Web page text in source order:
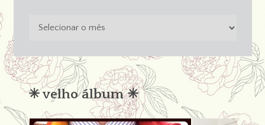
condena
✳︎ velho álbum ✳︎